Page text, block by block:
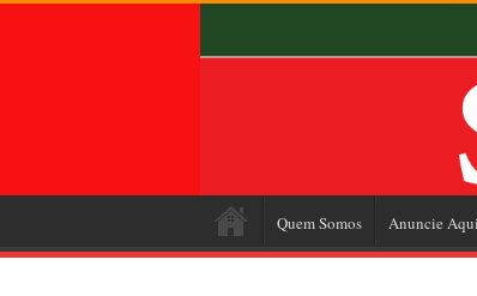
Quem Somos Anuncie Aqui